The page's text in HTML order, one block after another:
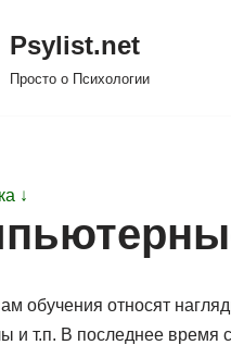
Psylist.net
Просто о Психологии
↓
обучения относят
и т.п. В последнее время